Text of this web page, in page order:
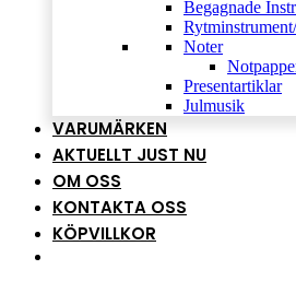
Begagnade
Noter
Presentartiklar
Julmusik
VARUMÄRKEN
AKTUELLT JUST NU
OM OSS
KONTAKTA OSS
KÖPVILLKOR